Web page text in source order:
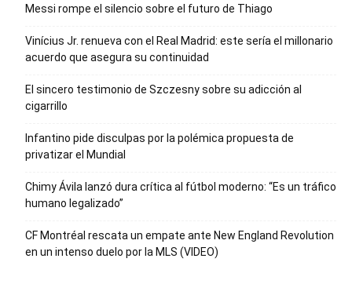
Messi rompe el silencio sobre el futuro de Thiago
Vinícius Jr. renueva con el Real Madrid: este sería el millonario
acuerdo que asegura su continuidad
El sincero testimonio de Szczesny sobre su adicción al
cigarrillo
Infantino pide disculpas por la polémica propuesta de
privatizar el Mundial
Chimy Ávila lanzó dura crítica al fútbol moderno: “Es un tráfico
humano legalizado”
CF Montréal rescata un empate ante New England Revolution
en un intenso duelo por la MLS (VIDEO)